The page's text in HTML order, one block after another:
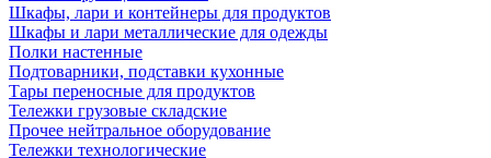
Шкафы, лари и контейнеры для продуктов
Шкафы и лари металлические для одежды
Полки настенные
Подтоварники, подставки кухонные
Тары переносные для продуктов
Тележки грузовые складские
Прочее нейтральное оборудование
Тележки технологические